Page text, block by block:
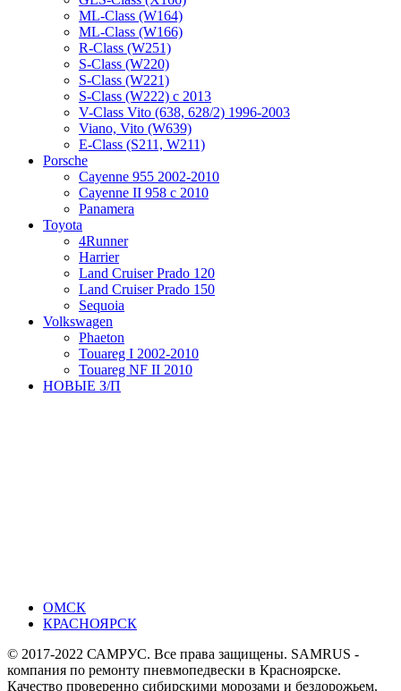
ML-Class (W164)
ML-Class (W166)
R-Class (W251)
S-Class (W220)
S-Class (W221)
S-Class (W222) с 2013
V-Class Vito (638, 628/2) 1996-2003
Viano, Vito (W639)
Е-Class (S211, W211)
Porsche
Cayenne 955 2002-2010
Cayenne II 958 с 2010
Panamera
Toyota
4Runner
Harrier
Land Cruiser Prado 120
Land Cruiser Prado 150
Sequoia
Volkswagen
Phaeton
Touareg I 2002-2010
Touareg NF II 2010
НОВЫЕ З/П
ОМСК
КРАСНОЯРСК
© 2017-2022 САМРУС. Все права защищены. SAMRUS -
компания по ремонту пневмопедвески в Красноярске.
Качество проверенно сибирскими морозами и бездорожьем.